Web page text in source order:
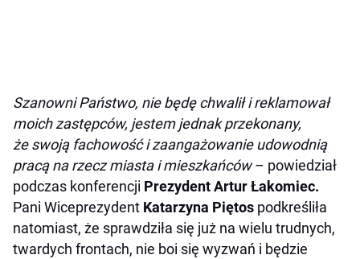
Szanowni Państwo, nie będę chwalił i reklamował
moich zastępców, jestem jednak przekonany,
że swoją fachowość i zaangażowanie udowodnią
pracą na rzecz miasta i mieszkańców– powiedział
podczas konferencji Prezydent Artur Łakomiec.
Pani Wiceprezydent Katarzyna Piętos podkreśliła
natomiast, że sprawdziła się już na wielu trudnych,
twardych frontach, nie boi się wyzwań i będzie